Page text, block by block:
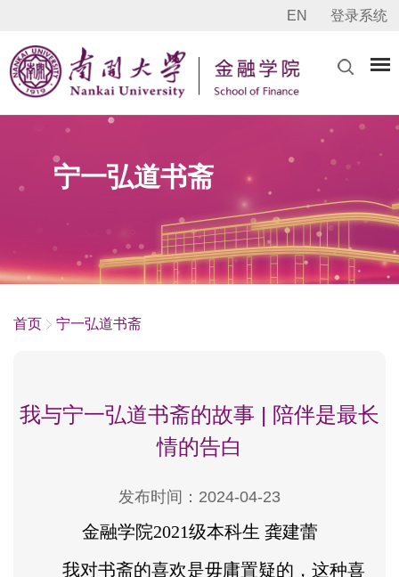
EN 登录系统
宁一弘道书斋
首页 宁一弘道书斋
我与宁一弘道书斋的故事 | 陪伴是最长
情的告白
发布时间：2024-04-23
金融学院2021级本科生 龚建蕾
我对书斋的喜欢是毋庸置疑的，这种喜